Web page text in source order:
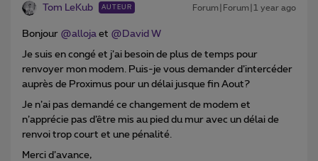
Tom LeKub AUTEUR Forum|Forum|1 year ago
Bonjour ​ @alloja et ​ @David W
Je suis en congé et j’ai besoin de plus de temps pour
renvoyer mon modem. Puis-je vous demander d’intercéder
auprès de Proximus pour un délai jusque fin Aout?
Je n’ai pas demandé ce changement de modem et
n’apprécie pas d’être mis au pied du mur avec un délai de
renvoi trop court et une pénalité.
Merci d’avance,